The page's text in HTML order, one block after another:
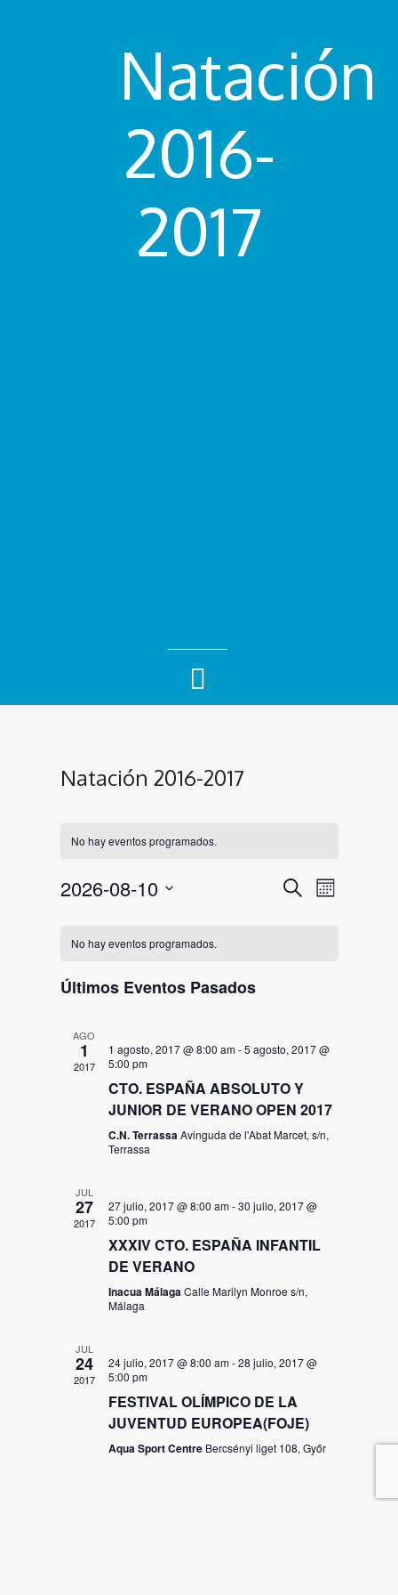
Natación
2016-
2017
Natación 2016-2017
No hay eventos programados.
de
Eventos
BuscarMes
2026-08-10
fecha.
Calendario
Eventos
No hay eventos programados.
Últimos Eventos Pasados
AGO
1
2017
1 agosto, 2017 @ 8:00 am-5 agosto, 2017 @
5:00 pm
CTO. ESPAÑA ABSOLUTO Y
JUNIOR DE VERANO OPEN 2017
C.N. TerrassaAvinguda de l'Abat Marcet, s/n,
Terrassa
JUL
27
2017
27 julio, 2017 @ 8:00 am-30 julio, 2017 @
5:00 pm
XXXIV CTO. ESPAÑA INFANTIL
DE VERANO
Inacua MálagaCalle Marilyn Monroe s/n,
Málaga
JUL
24
2017
24 julio, 2017 @ 8:00 am-28 julio, 2017 @
5:00 pm
FESTIVAL OLÍMPICO DE LA
JUVENTUD EUROPEA(FOJE)
Aqua Sport Centre Bercsényi liget 108, Győr